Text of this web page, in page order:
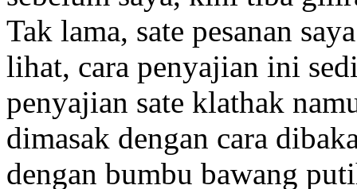
Tak lama, sate pesanan
lihat, cara penyajian ini
penyajian sate klathak
dimasak dengan cara
dengan bumbu bawang